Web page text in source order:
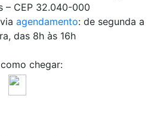
– CEP 32.040-000
agendamento: de segunda a
das 8h às 16h
chegar: